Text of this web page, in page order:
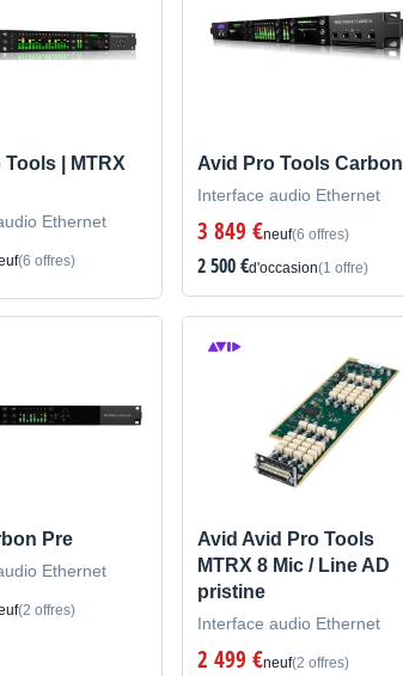
| MTRX
Ethernet
(6 offres)
Avid Pro Tools Carbon
Interface audio Ethernet
3 849 €neuf(6 offres)
2 500 €d'occasion(1 offre)
Pre
Ethernet
(2 offres)
Avid Avid Pro Tools
MTRX 8 Mic / Line AD
pristine
Interface audio Ethernet
2 499 €neuf(2 offres)